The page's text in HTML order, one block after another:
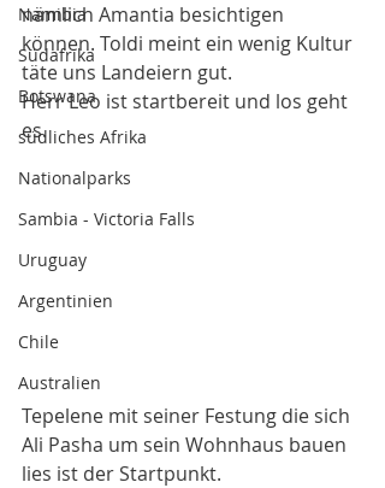
Namibia
Südafrika
Botswana
südliches Afrika
Nationalparks
Sambia - Victoria Falls
Uruguay
Argentinien
Chile
Australien
nämlich Amantia besichtigen
können. Toldi meint ein wenig Kultur
täte uns Landeiern gut.
Herr Leo ist startbereit und los geht
es.
Tepelene mit seiner Festung die sich
Ali Pasha um sein Wohnhaus bauen
lies ist der Startpunkt.